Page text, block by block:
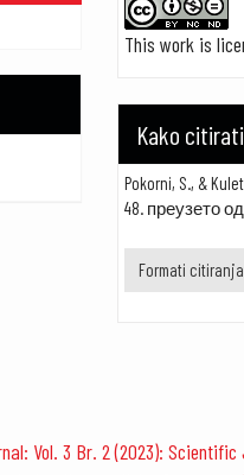
This work is
Kako citirati
Pokorni, S., &
48. преузето
Formati citiranja
Vol. 3 Br. 2 (2023):